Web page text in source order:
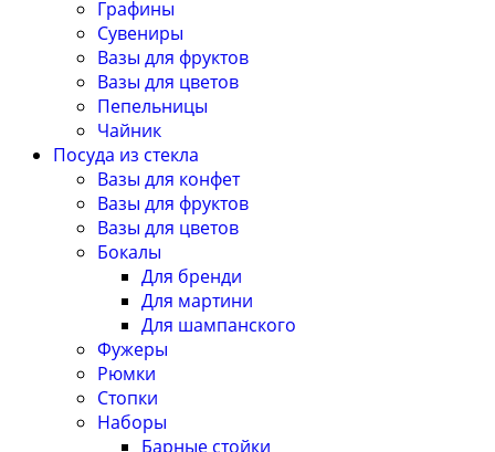
Графины
Сувениры
Вазы для фруктов
Вазы для цветов
Пепельницы
Чайник
Посуда из стекла
Вазы для конфет
Вазы для фруктов
Вазы для цветов
Бокалы
Для бренди
Для мартини
Для шампанского
Фужеры
Рюмки
Стопки
Наборы
Барные стойки